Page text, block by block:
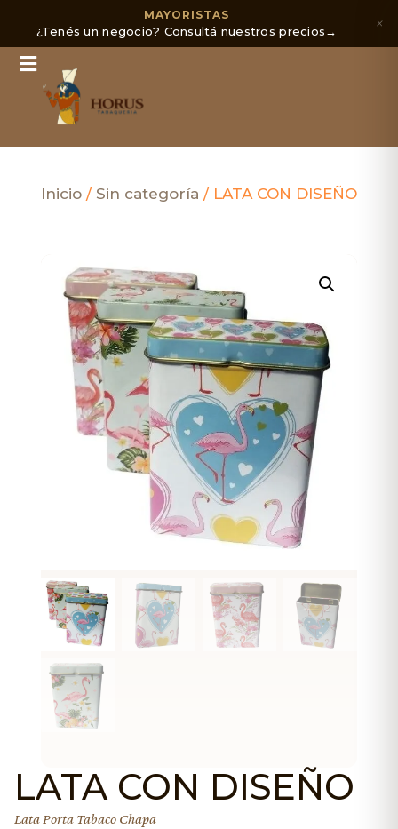
MAYORISTAS
¿Tenés un negocio? Consultá nuestros precios→ ×
Inicio / Sin categoría / LATA CON DISEÑO
LATA CON DISEÑO
Lata Porta Tabaco Chapa